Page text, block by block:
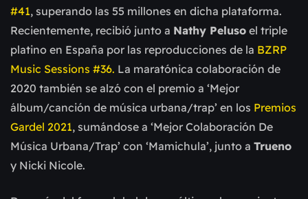
#41, superando las 55 millones en dicha plataforma.
Recientemente, recibió junto a Nathy Peluso el triple
platino en España por las reproducciones de la BZRP
Music Sessions #36. La maratónica colaboración de
2020 también se alzó con el premio a ‘Mejor
álbum/canción de música urbana/trap’ en los Premios
Gardel 2021, sumándose a ‘Mejor Colaboración De
Música Urbana/Trap’ con ‘Mamichula’, junto a Trueno
y Nicki Nicole.